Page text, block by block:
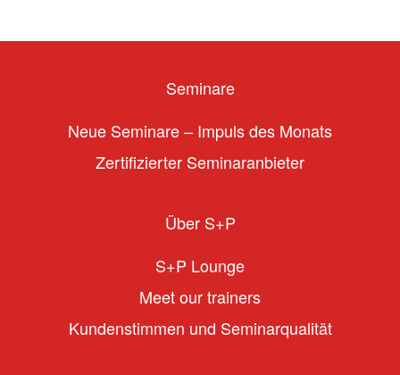
Seminare
Neue Seminare – Impuls des Monats
Zertifizierter Seminaranbieter
Über S+P
S+P Lounge
Meet our trainers
Kundenstimmen und Seminarqualität